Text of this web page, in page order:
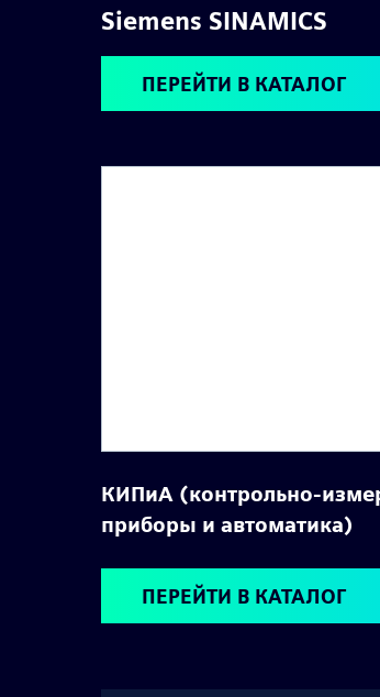
Siemens SINAMICS
ПЕРЕЙТИ В КАТАЛОГ
КИПиА (контрольно-
приборы и автоматика)
ПЕРЕЙТИ В КАТАЛОГ